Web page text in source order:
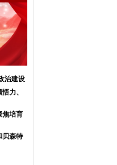
治建设
力、
焦培育
贝森特